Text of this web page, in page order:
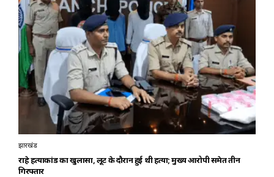
झारखंड
राहे हत्याकांड का खुलासा, लूट के दौरान हुई थी हत्या; मुख्य आरोपी समेत तीन
गिरफ्तार